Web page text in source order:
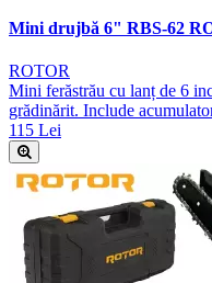
Mini drujbă 6" RBS-62
ROTOR
Mini ferăstrău cu lanț de 6
grădinărit. Include
115 Lei